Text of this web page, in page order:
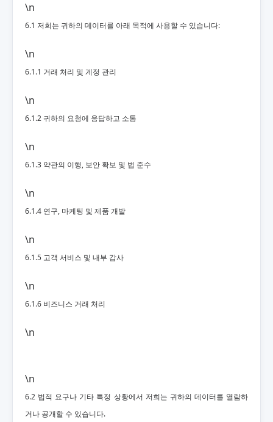
\n
6.1 저희는 귀하의 데이터를 아래 목적에 사용할 수 있습니다:
\n
6.1.1 거래 처리 및 계정 관리
\n
6.1.2 귀하의 요청에 응답하고 소통
\n
6.1.3 약관의 이행, 보안 확보 및 법 준수
\n
6.1.4 연구, 마케팅 및 제품 개발
\n
6.1.5 고객 서비스 및 내부 감사
\n
6.1.6 비즈니스 거래 처리
\n
\n
6.2 법적 요구나 기타 특정 상황에서 저희는 귀하의 데이터를 열람하
거나 공개할 수 있습니다.